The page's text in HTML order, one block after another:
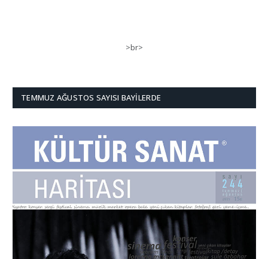
>br>
TEMMUZ AĞUSTOS SAYISI BAYILERDE